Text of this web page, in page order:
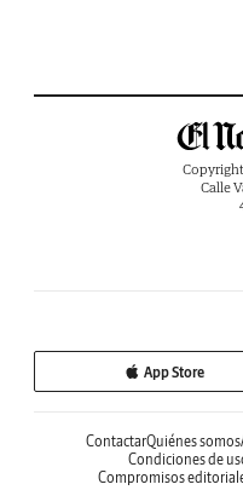
Copyright
Calle
App Store
ContactarQuiénes somos
Condiciones de
Compromisos